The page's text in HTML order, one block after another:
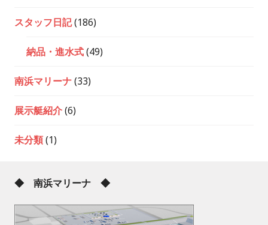
スタッフ日記(186)
納品・進水式(49)
南浜マリーナ(33)
展示艇紹介(6)
未分類(1)
◆ 南浜マリーナ ◆